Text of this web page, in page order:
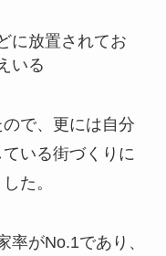
に放置されてお
いる
で、更には自分
いる街づくりに
た。
率がNo.1であり、